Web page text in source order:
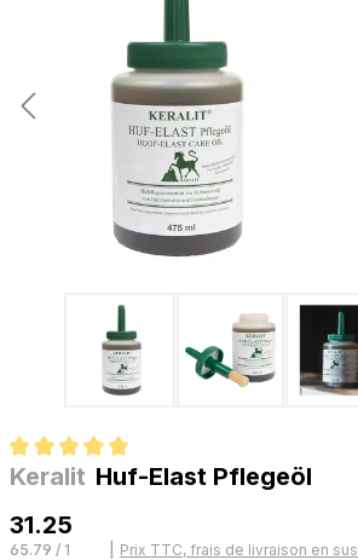
Note moyenne de 5 sur 5 étoiles
Keralit Huf-Elast Pflegeöl
31.25
65.79 / 1
Prix TTC, frais de livraison en sus